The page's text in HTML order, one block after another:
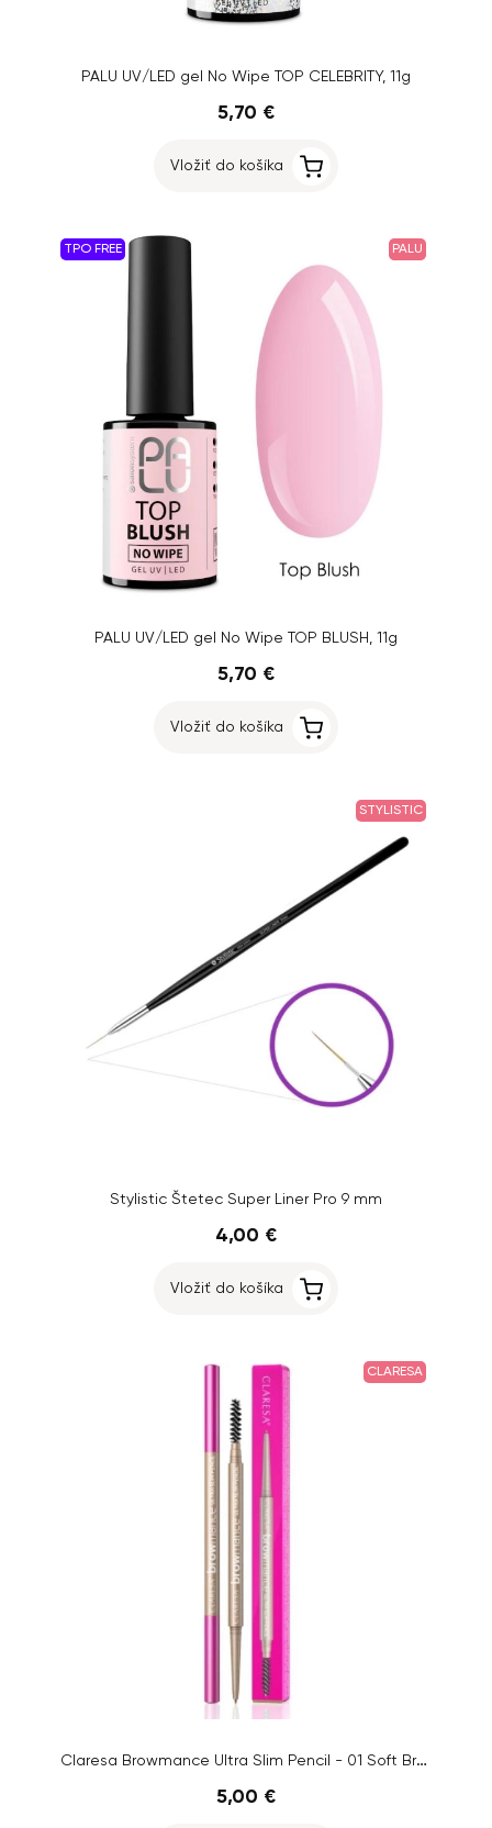
PALU UV/LED gel No Wipe TOP CELEBRITY, 11g
5,70 €
Vložiť do košíka
TPO FREE PALU
PALU UV/LED gel No Wipe TOP BLUSH, 11g
5,70 €
Vložiť do košíka
STYLISTIC
Stylistic Štetec Super Liner Pro 9 mm
4,00 €
Vložiť do košíka
CLARESA
Claresa Browmance Ultra Slim Pencil - 01 Soft Brown
5,00 €